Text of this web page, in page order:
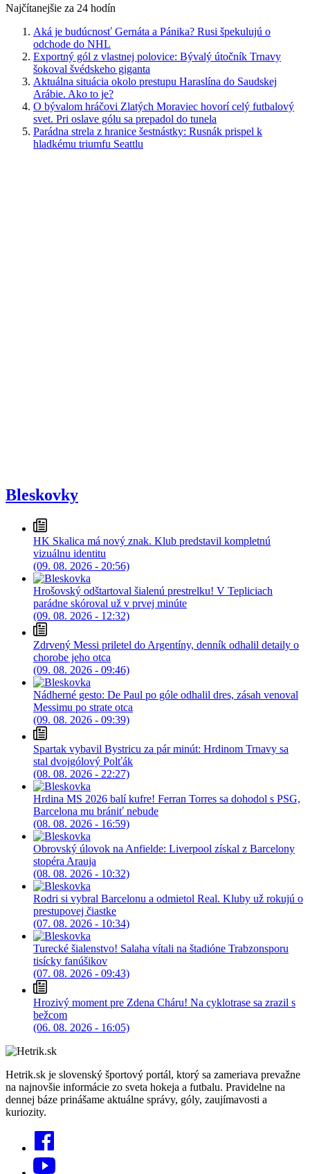
Najčítanejšie za 24 hodín
Aká je budúcnosť Gernáta a Pánika? Rusi špekulujú o
odchode do NHL
Exportný gól z vlastnej polovice: Bývalý útočník Trnavy
šokoval švédskeho giganta
Aktuálna situácia okolo prestupu Haraslína do Saudskej
Arábie. Ako to je?
O bývalom hráčovi Zlatých Moraviec hovorí celý futbalový
svet. Pri oslave gólu sa prepadol do tunela
Parádna strela z hranice šestnástky: Rusnák prispel k
hladkému triumfu Seattlu
Bleskovky
HK Skalica má nový znak. Klub predstavil kompletnú
vizuálnu identitu
(09. 08. 2026 - 20:56)
Hrošovský odštartoval šialenú prestrelku! V Tepliciach
parádne skóroval už v prvej minúte
(09. 08. 2026 - 12:32)
Zdrvený Messi priletel do Argentíny, denník odhalil detaily o
chorobe jeho otca
(09. 08. 2026 - 09:46)
Nádherné gesto: De Paul po góle odhalil dres, zásah venoval
Messimu po strate otca
(09. 08. 2026 - 09:39)
Spartak vybavil Bystricu za pár minút: Hrdinom Trnavy sa
stal dvojgólový Polťák
(08. 08. 2026 - 22:27)
Hrdina MS 2026 balí kufre! Ferran Torres sa dohodol s PSG,
Barcelona mu brániť nebude
(08. 08. 2026 - 16:59)
Obrovský úlovok na Anfielde: Liverpool získal z Barcelony
stopéra Arauja
(08. 08. 2026 - 10:32)
Rodri si vybral Barcelonu a odmietol Real. Kluby už rokujú o
prestupovej čiastke
(07. 08. 2026 - 10:34)
Turecké šialenstvo! Salaha vítali na štadióne Trabzonsporu
tisícky fanúšikov
(07. 08. 2026 - 09:43)
Hrozivý moment pre Zdena Cháru! Na cyklotrase sa zrazil s
bežcom
(06. 08. 2026 - 16:05)
Hetrik.sk je slovenský športový portál, ktorý sa zameriava prevažne
na najnovšie informácie zo sveta hokeja a futbalu. Pravidelne na
dennej báze prinášame aktuálne správy, góly, zaujímavosti a
kuriozity.